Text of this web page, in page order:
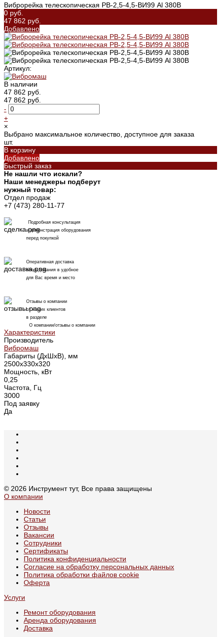
Виброрейка телескопическая РВ-2,5-4,5-ВИ99 Al 380В
0 руб.
47 862 руб.
Добавлено
Артикул:
В наличии
47 862 руб.
47 862 руб.
-
+
×
Выбрано максимальное количество, доступное для заказа
шт.
В корзину
Добавлено
Быстрый заказ
Не нашли что искали?
Наши менеджеры подберут
нужный товар:
Отдел продаж
+7 (473) 280-11-77
Подробная консультация
и демонстрация оборудования
перед покупкой
Оперативная доставка
оборудования в удобное
для Вас время и место
Отзывы о компании
от наших клиентов
в разделе
О компании/отзывы о компании
Характеристики
Производитель
Вибромаш
Габариты (ДхШхВ), мм
2500х330х320
Мощность, кВт
0,25
Частота, Гц
3000
Под заявку
Да
© 2026 Инструмент тут, Все права защищены
О компании
Новости
Статьи
Отзывы
Вакансии
Сотрудники
Сертификаты
Политика конфиденциальности
Согласие на обработку персональных данных
Политика обработки файлов cookie
Оферта
Услуги
Ремонт оборудования
Аренда оборудования
Доставка